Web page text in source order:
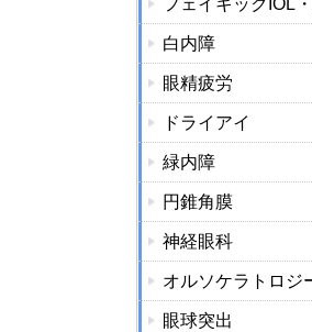
フェイキックIOL
白内障
眼精疲労
ドライアイ
緑内障
円錐角膜
神経眼科
オルソケラトロジ
眼球突出